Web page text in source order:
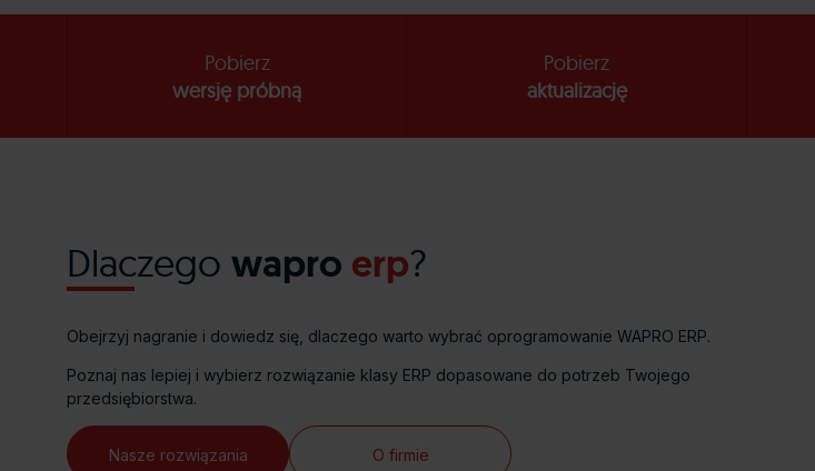
Pobierz
wersję próbną
Pobierz
aktualizację
Dlaczego wapro erp?
Obejrzyj nagranie i dowiedz się, dlaczego warto wybrać oprogramowanie WAPRO ERP.
Poznaj nas lepiej i wybierz rozwiązanie klasy ERP dopasowane do potrzeb Twojego
przedsiębiorstwa.
Nasze rozwiązania O firmie